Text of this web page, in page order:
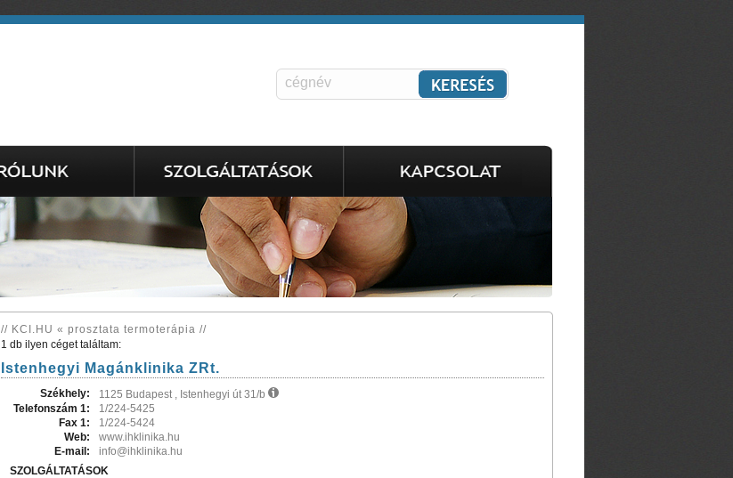
// KCI.HU « prosztata termoterápia //
1 db ilyen céget találtam:
Istenhegyi Magánklinika ZRt.
Székhely:
1125 Budapest , Istenhegyi út 31/b
Telefonszám 1:
1/224-5425
Fax 1:
1/224-5424
Web:
www.ihklinika.hu
E-mail:
info@ihklinika.hu
SZOLGÁLTATÁSOK